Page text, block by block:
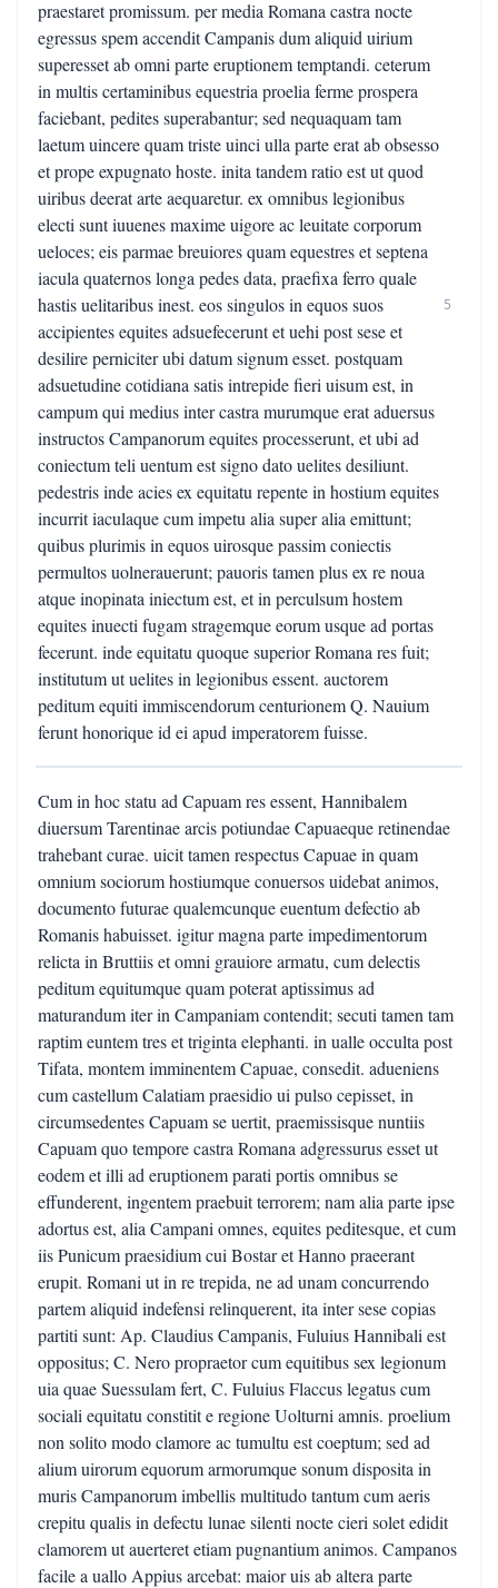
praestaret promissum. per media Romana castra nocte
egressus spem accendit Campanis dum aliquid uirium
superesset ab omni parte eruptionem temptandi. ceterum
in multis certaminibus equestria proelia ferme prospera
faciebant, pedites superabantur; sed nequaquam tam
laetum uincere quam triste uinci ulla parte erat ab obsesso
et prope expugnato hoste. inita tandem ratio est ut quod
uiribus deerat arte aequaretur. ex omnibus legionibus
electi sunt iuuenes maxime uigore ac leuitate corporum
ueloces; eis parmae breuiores quam equestres et septena
iacula quaternos longa pedes data, praefixa ferro quale
hastis uelitaribus inest. eos singulos in equos suos
accipientes equites adsuefecerunt et uehi post sese et
desilire perniciter ubi datum signum esset. postquam
adsuetudine cotidiana satis intrepide fieri uisum est, in
campum qui medius inter castra murumque erat aduersus
instructos Campanorum equites processerunt, et ubi ad
coniectum teli uentum est signo dato uelites desiliunt.
pedestris inde acies ex equitatu repente in hostium equites
incurrit iaculaque cum impetu alia super alia emittunt;
quibus plurimis in equos uirosque passim coniectis
permultos uolnerauerunt; pauoris tamen plus ex re noua
atque inopinata iniectum est, et in perculsum hostem
equites inuecti fugam stragemque eorum usque ad portas
fecerunt. inde equitatu quoque superior Romana res fuit;
institutum ut uelites in legionibus essent. auctorem
peditum equiti immiscendorum centurionem Q. Nauium
ferunt honorique id ei apud imperatorem fuisse.
5
Cum in hoc statu ad Capuam res essent, Hannibalem
diuersum Tarentinae arcis potiundae Capuaeque retinendae
trahebant curae. uicit tamen respectus Capuae in quam
omnium sociorum hostiumque conuersos uidebat animos,
documento futurae qualemcunque euentum defectio ab
Romanis habuisset. igitur magna parte impedimentorum
relicta in Bruttiis et omni grauiore armatu, cum delectis
peditum equitumque quam poterat aptissimus ad
maturandum iter in Campaniam contendit; secuti tamen tam
raptim euntem tres et triginta elephanti. in ualle occulta post
Tifata, montem imminentem Capuae, consedit. adueniens
cum castellum Calatiam praesidio ui pulso cepisset, in
circumsedentes Capuam se uertit, praemissisque nuntiis
Capuam quo tempore castra Romana adgressurus esset ut
eodem et illi ad eruptionem parati portis omnibus se
effunderent, ingentem praebuit terrorem; nam alia parte ipse
adortus est, alia Campani omnes, equites peditesque, et cum
iis Punicum praesidium cui Bostar et Hanno praeerant
erupit. Romani ut in re trepida, ne ad unam concurrendo
partem aliquid indefensi relinquerent, ita inter sese copias
partiti sunt: Ap. Claudius Campanis, Fuluius Hannibali est
oppositus; C. Nero propraetor cum equitibus sex legionum
uia quae Suessulam fert, C. Fuluius Flaccus legatus cum
sociali equitatu constitit e regione Uolturni amnis. proelium
non solito modo clamore ac tumultu est coeptum; sed ad
alium uirorum equorum armorumque sonum disposita in
muris Campanorum imbellis multitudo tantum cum aeris
crepitu qualis in defectu lunae silenti nocte cieri solet edidit
clamorem ut auerteret etiam pugnantium animos. Campanos
facile a uallo Appius arcebat: maior uis ab altera parte